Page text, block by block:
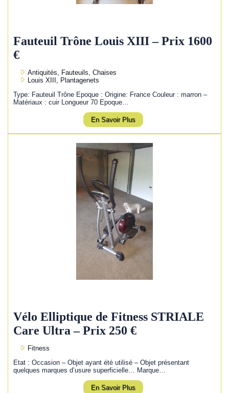
Fauteuil Trône Louis XIII – Prix 1600
€
Antiquités, Fauteuils, Chaises
Louis XIII, Plantagenets
Type: Fauteuil Trône Epoque : Origine: France Couleur : marron –
Matériaux : cuir Longueur 70 Epoque…
En Savoir Plus
Vélo Elliptique de Fitness STRIALE
Care Ultra – Prix 250 €
Fitness
Etat : Occasion – Objet ayant été utilisé – Objet présentant
quelques marques d’usure superficielle… Marque…
En Savoir Plus